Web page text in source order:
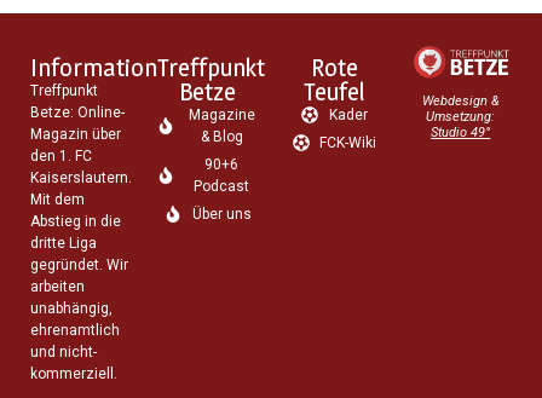
Information
Treffpunkt
Betze: Online-
Magazin über
den 1. FC
Kaiserslautern.
Mit dem
Abstieg in die
dritte Liga
gegründet. Wir
arbeiten
unabhängig,
ehrenamtlich
und nicht-
kommerziell.
Treffpunkt
Betze
Magazine
& Blog
90+6
Podcast
Über uns
Rote
Teufel
Kader
FCK-Wiki
Webdesign &
Umsetzung:
Studio 49°